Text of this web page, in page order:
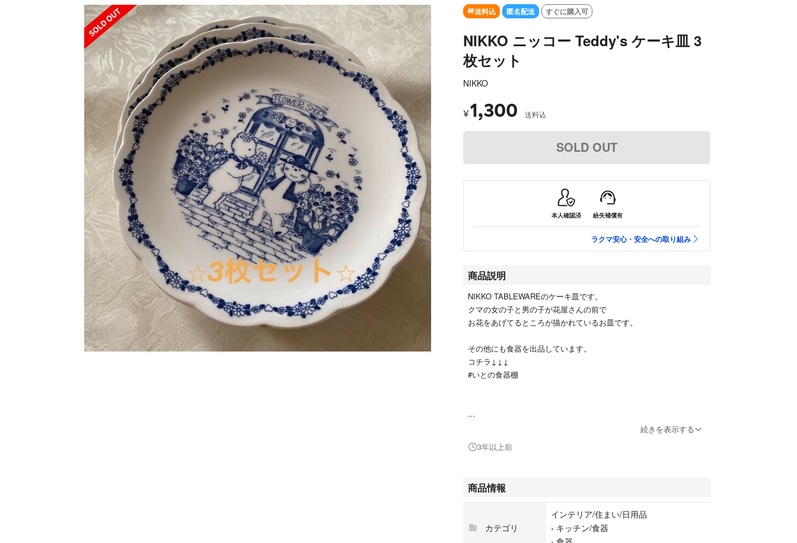
SOLD OUT 送料込 匿名配送 すぐに購入可
NIKKO ニッコー Teddy's ケーキ皿 3
枚セット
NIKKO
¥1,300 送料込
SOLD OUT
本人確認済 紛失補償有
ラクマ安心・安全への取り組み
商品説明
NIKKO TABLEWAREのケーキ皿です。
クマの女の子と男の子が花屋さんの前で
お花をあげてるところが描かれているお皿です。
その他にも食器を出品しています。
コチラ↓↓↓
#いとの食器棚
#お皿
続きを表示する
3年以上前
商品情報
カテゴリ
インテリア/住まい/日用品
› キッチン/食器